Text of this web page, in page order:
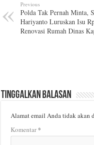
Previous
Polda Tak Pernah Minta,
Hariyanto Luruskan Isu
Renovasi Rumah Dinas
Tinggalkan Balasan
Alamat email Anda tidak akan
Komentar*